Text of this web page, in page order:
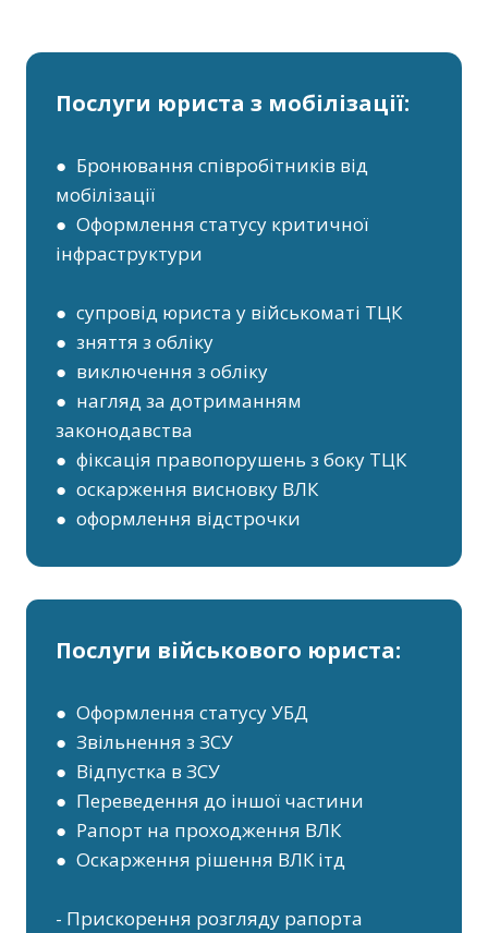
Послуги юриста з мобілізації:
● Бронювання співробітників від
мобілізації
● Оформлення статусу критичної
інфраструктури
● супровід юриста у військоматі ТЦК
● зняття з обліку
● виключення з обліку
● нагляд за дотриманням
законодавства
● фіксація правопорушень з боку ТЦК
● оскарження висновку ВЛК
● оформлення відстрочки
Послуги військового юриста:
● Оформлення статусу УБД
● Звільнення з ЗСУ
● Відпустка в ЗСУ
● Переведення до іншої частини
● Рапорт на проходження ВЛК
● Оскарження рішення ВЛК ітд
- Прискорення розгляду рапорта